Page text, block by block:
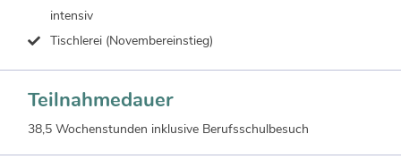
intensiv
Tischlerei (Novembereinstieg)
Teilnahmedauer
38,5 Wochenstunden inklusive Berufsschulbesuch